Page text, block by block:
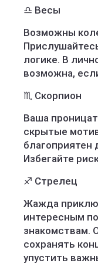
♎ Весы
Возможны
логике. В
возможна,
♏ Скорпион
Ваша
скрытые
благоприятен
Избегайте
♐ Стрелец
Жажда
интересным
знакомствам.
сохранять
упустить